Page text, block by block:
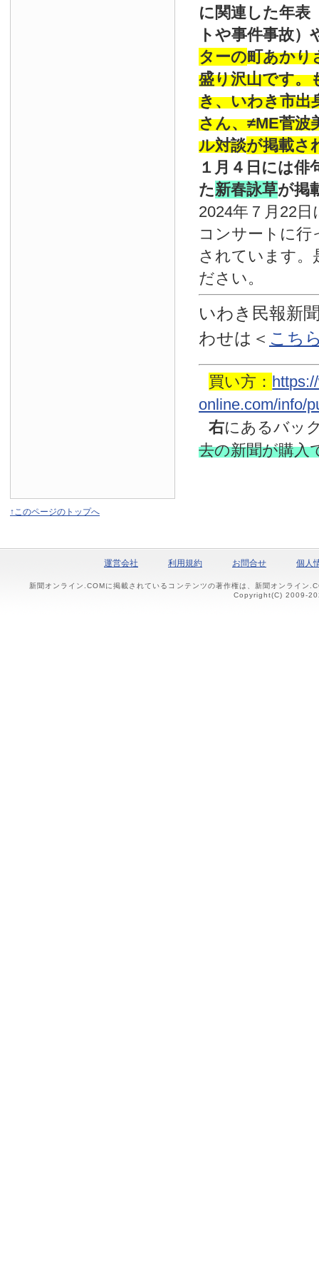
に関連した年表
トや事件事故）
ターの町あかり
盛り沢山です。
き、いわき市出
さん、≠ME菅波
ル対談が掲載さ
１月４日には俳
た新春詠草が掲
2024年７月22
コンサートに行
されています。
ださい。
いわき民報新
わせは ＜ こち
買い方：
online.com/info/
右にあるバッ
去の新聞が購入
↑このページのトップへ
運営会社 利用規約 お問合せ 個人
新聞オンライン.COMに掲載されているコンテンツの著作権は、新聞オンライン
Copyright(C) 2009-